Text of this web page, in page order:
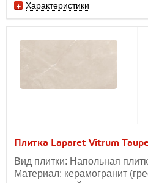
Характеристики
Плитка Laparet Vitrum
Вид плитки: Напольная
Материал: керамогранит